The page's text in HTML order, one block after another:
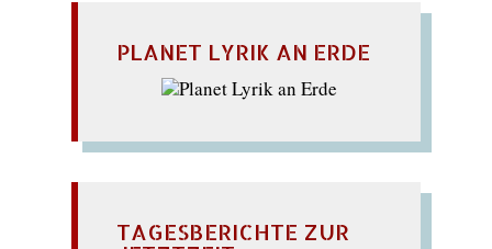
PLANET LYRIK AN ERDE
TAGESBERICHTE ZUR